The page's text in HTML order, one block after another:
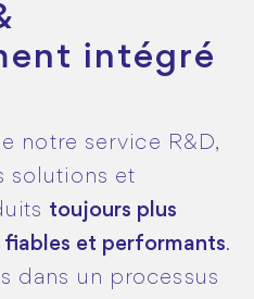
intégré
notre service R&D,
solutions et
toujours plus
et performants.
dans un processus